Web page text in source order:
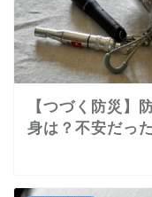
【つづく防災】
身は？不安だっ